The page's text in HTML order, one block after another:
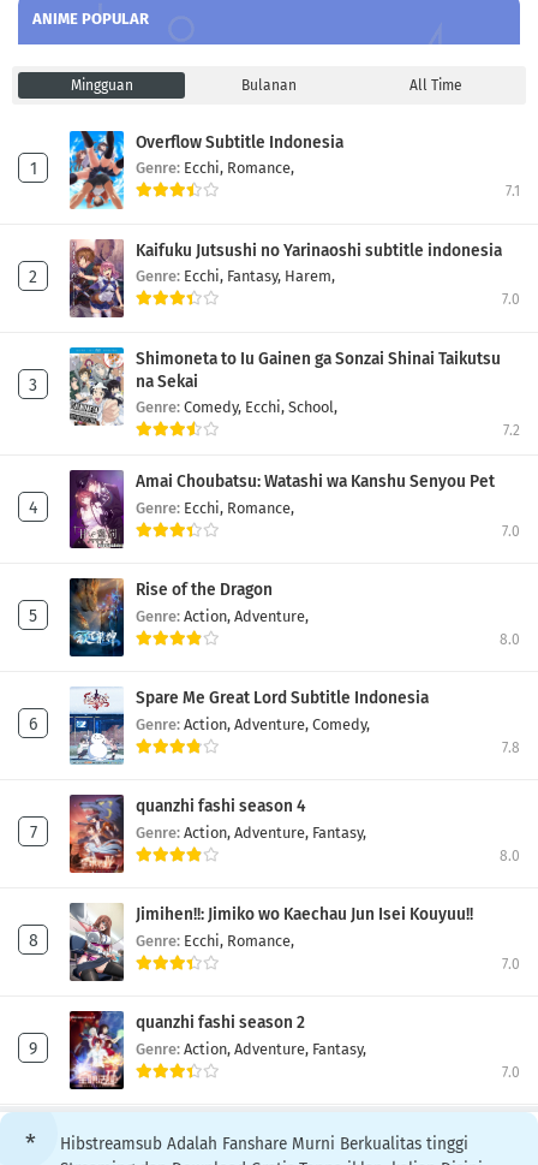
ANIME POPULAR
Mingguan Bulanan All Time
Overflow Subtitle Indonesia
Genre: Ecchi, Romance,
7.1
Kaifuku Jutsushi no Yarinaoshi subtitle indonesia
Genre: Ecchi, Fantasy, Harem,
7.0
Shimoneta to Iu Gainen ga Sonzai Shinai Taikutsu
na Sekai
Genre: Comedy, Ecchi, School,
7.2
Amai Choubatsu: Watashi wa Kanshu Senyou Pet
Genre: Ecchi, Romance,
7.0
Rise of the Dragon
Genre: Action, Adventure,
8.0
Spare Me Great Lord Subtitle Indonesia
Genre: Action, Adventure, Comedy,
7.8
quanzhi fashi season 4
Genre: Action, Adventure, Fantasy,
8.0
Jimihen!!: Jimiko wo Kaechau Jun Isei Kouyuu!!
Genre: Ecchi, Romance,
7.0
quanzhi fashi season 2
Genre: Action, Adventure, Fantasy,
7.0
Hibstreamsub Adalah Fanshare Murni Berkualitas tinggi